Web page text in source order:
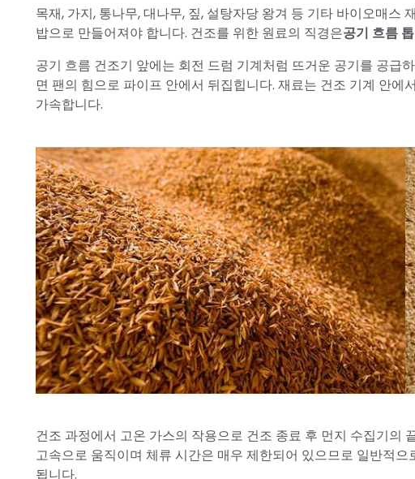
목재, 가지, 통나무, 대나무, 짚, 설탕자당 왕겨 등 기타 바이오매
밥으로 만들어져야 합니다. 건조를 위한 원료의 직경은공기 흐름
공기 흐름 건조기 앞에는 회전 드럼 기계처럼 뜨거운 공기를 공급
면 팬의 힘으로 파이프 안에서 뒤집힙니다. 재료는 건조 기계 안
가속합니다.
건조 과정에서 고온 가스의 작용으로 건조 종료 후 먼지 수집기의
고속으로 움직이며 체류 시간은 매우 제한되어 있으므로 일반적
됩니다.